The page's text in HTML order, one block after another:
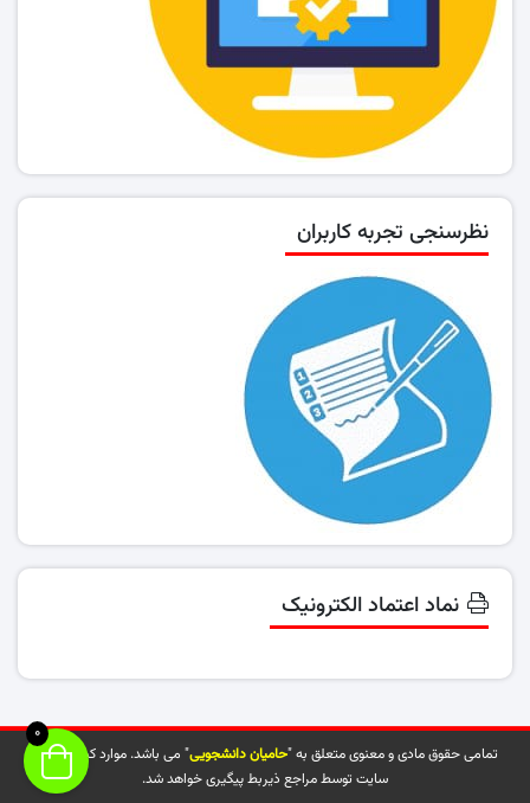
نظرسنجی تجربه کاربران
نماد اعتماد الکترونیک
تمامی حقوق مادی و معنوی متعلق به "حامیان دانشجویی" می باشد. موارد کپی شده از
سایت توسط مراجع ذیربط پیگیری خواهد شد.
0